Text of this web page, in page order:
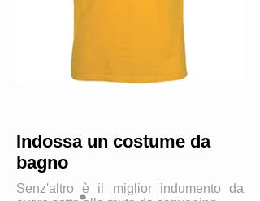
Indossa un costume da
bagno
Senz'altro è il miglior indumento da